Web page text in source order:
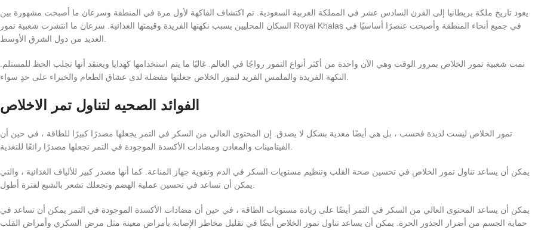
يعود تاريخ ملكة بريطانيا إلى القرن السادس عشر في المملكة العربية السعودية. تم اكتشاف الفاكهة لأول مرة في المنطقة وسرعان ما أصبحت مشهورة بين
السكان المحليين بسبب نكهتها الفريدة وقيمتها الغذائية. سرعان ما انتشرت شعبية تمور Royal Khalas في جميع أنحاء المنطقة وأصبحت عنصرًا أساسيًا في
نمت شعبية تمور الخلاص بمرور الوقت وهي الآن واحدة من أكثر أنواع التمور رواجًا في العالم. غالبًا ما يتم استخدامها كهدايا ويعتقد أنها تجلب الحظ للمستلم.
الفوائد الصحيه لتناول تمر الاخلاص
تمور الخلاص ليست لذيذة فحسب ، بل هي أيضًا مغذية بشكل لا يصدق. إن المحتوى العالي من السكر في التمر يجعلها مصدرًا كبيرًا للطاقة ، في حين أن
يمكن أن يساعد تناول تمور الخلاص في تحسين صحة القلب وتنظيم مستويات السكر في الدم وتقوية جهاز المناعة. كما أنها مصدر كبير للألياف الغذائية ، والتي
يمكن أن يساعد المحتوى العالي من السكر في التمر أيضًا على زيادة مستويات الطاقة ، في حين أن مضادات الأكسدة الموجودة في التمر يمكن أن تساعد في
حماية الجسم من أضرار الجذور الحرة. يمكن أن يساعد تناول تمور الخلاص أيضًا في تقليل مخاطر الإصابة بأمراض معينة مثل مرض السكري وأمراض القلب